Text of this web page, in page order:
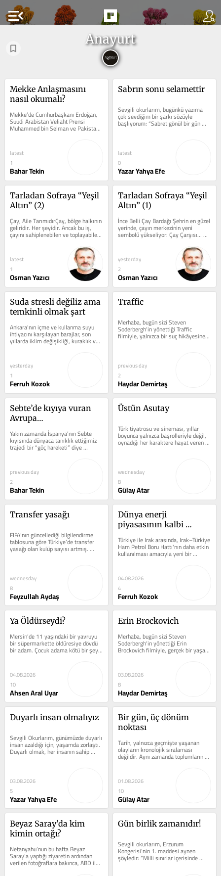
menu_open
Anayurt
Mekke Anlaşmasını
nasıl okumalı?
Mekke’de Cumhurbaşkanı Erdoğan,
Suudi Arabistan Veliaht Prensi
Muhammed bin Selman ve Pakistan
latest
1
Bahar Tekin
Sabrın sonu selamettir
Sevgili okurlarım, bugünkü yazıma
çok sevdiğim bir şarkı sözüyle
başlıyorum: “Sabret gönül bir gün
olur bu hasret biter / Çekilen...
latest
0
Yazar Yahya Efe
Tarladan Sofraya “Yeşil
Altın” (2)
Çay, Aile TarımıdırÇay, bölge halkının
geliridir. Her şeyidir. Ancak bu iş,
çayını sahiplenebilen ve toplayabilen
üretici için...
latest
1
Osman Yazıcı
Tarladan Sofraya “Yeşil
Altın” (1)
İnce Belli Çay Bardağı Şehrin en güzel
yerinde, çayın merkezinin yeni
sembolü yükseliyor: Çay Çarşısı… 9
bin 500 metrekarelik alanı...
yesterday
2
Osman Yazıcı
Suda stresli değiliz ama
temkinli olmak şart
Ankara'nın içme ve kullanma suyu
ihtiyacını karşılayan barajlar, son
yıllarda iklim değişikliği, kuraklık ve
artan nüfus nedeniyle...
yesterday
1
Ferruh Kozok
Traffic
Merhaba, bugün sizi Steven
Soderbergh'in yönettiği Traffic
filmiyle, yalnızca bir suç hikâyesine
değil, modern dünyanın en büyük...
previous day
2
Haydar Demirtaş
Sebte’de kıyıya vuran
Avrupa…
Yakın zamanda İspanya’nın Sebte
kıyısında dünyaca tanıklık ettiğimiz
trajedi bir “göç hareketi” diye
geçiştirilemeyecek kadar...
previous day
2
Bahar Tekin
Üstün Asutay
Türk tiyatrosu ve sineması, yıllar
boyunca yalnızca başrolleriyle değil,
oynadığı her karaktere hayat veren
usta oyuncularıyla da büyüdü....
wednesday
8
Gülay Atar
Transfer yasağı
FIFA’nın güncellediği bilgilendirme
tablosuna göre Türkiye’de transfer
yasağı olan kulüp sayısı artmış.
Gençlerbirliği, Pendikspor...
wednesday
8
Feyzullah Aydaş
Dünya enerji
piyasasının kalbi
Türkiye ile Irak arasında, Irak–Türkiye
Ham Petrol Boru Hattı'nın daha etkin
kullanılması amacıyla yeni bir
anlaşma imzalandığı...
04.08.2026
4
Ferruh Kozok
Ya Öldürseydi?
Mersin’de 11 yaşındaki bir yavruyu
bir süpermarkette öldüresiye dövdü
bir adam. Çocuk adama kötü bir şey
mi yapmıştı? Hayır. Ama...
04.08.2026
10
Ahsen Aral Uyar
Erin Brockovich
Merhaba, bugün sizi Steven
Soderbergh'in yönettiği Erin
Brockovich filmiyle, gerçek bir yaşam
öyküsünden uyarlanan ve sıradan
03.08.2026
8
Haydar Demirtaş
Duyarlı insan olmalıyız
Sevgili Okurlarım, günümüzde duyarlı
insan azaldığı için, yaşamda zorlaştı.
Duyarlı olmak, her insanın sahip
olması gereken bir...
03.08.2026
5
Yazar Yahya Efe
Bir gün, üç dönüm
noktası
Tarih, yalnızca geçmişte yaşanan
olayların kronolojik sıralaması
değildir. Aynı zamanda toplumların
hafızası, kimliği ve geleceğe...
01.08.2026
10
Gülay Atar
Beyaz Saray’da kim
kimin ortağı?
Netanyahu’nun bu hafta Beyaz
Saray’a yaptığı ziyaretin ardından
verilen fotoğraflara bakınca, ABD ile
İsrail arasında her şeyin yolunda...
Gün birlik zamanıdır!
Sevgili okurlarım, Erzurum
Kongerisi’nin 1. maddesi aynen
şöyledir: “Milli sınırlar içerisinde
vatan bir bütündür bölünemez.”